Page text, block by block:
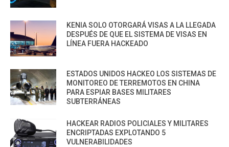
KENIA SOLO OTORGARÁ VISAS A LA LLEGADA
DESPUÉS DE QUE EL SISTEMA DE VISAS EN
LÍNEA FUERA HACKEADO
ESTADOS UNIDOS HACKEO LOS SISTEMAS DE
MONITOREO DE TERREMOTOS EN CHINA
PARA ESPIAR BASES MILITARES
SUBTERRÁNEAS
HACKEAR RADIOS POLICIALES Y MILITARES
ENCRIPTADAS EXPLOTANDO 5
VULNERABILIDADES